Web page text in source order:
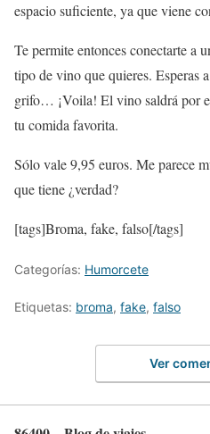
espacio suficiente, ya que viene
Te permite entonces conectarte a
tipo de vino que quieres. Esperas
grifo… ¡Voila! El vino saldrá por
tu comida favorita.
Sólo vale 9,95 euros. Me parece
que tiene ¿verdad?
[tags]Broma, fake, falso[/tags]
Categorías: Humorcete
Etiquetas: broma, fake, falso
Ver